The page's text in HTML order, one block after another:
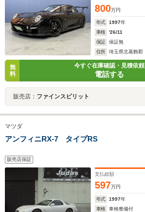
800万円
年式 1997年
車検
'26/11
保証
保証無
住所
埼玉県北葛飾郡
無
料
今すぐ在庫確認・見積依頼
電話する
販売店： ファインスピリット
マツダ
アンフィニRX-7 タイプRS
販売店保証
支払総額
597万円
年式 1997年
車検
車検整備付